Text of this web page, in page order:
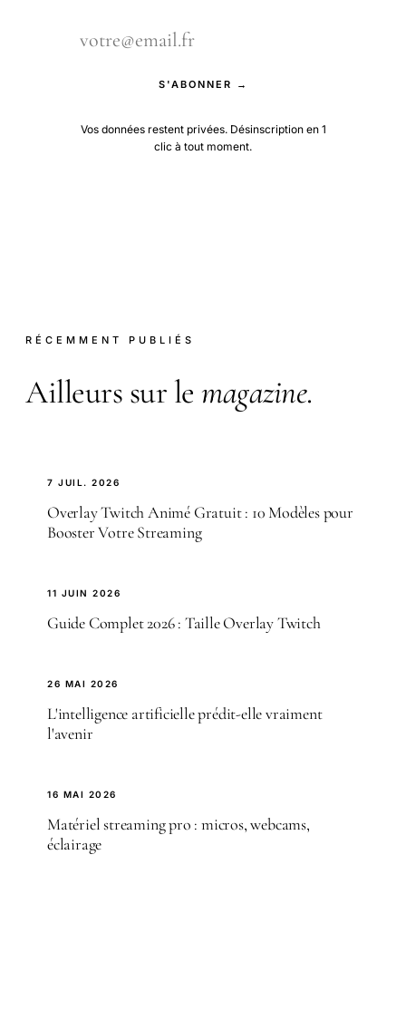
S'ABONNER →
Vos données restent privées. Désinscription en 1
clic à tout moment.
RÉCEMMENT PUBLIÉS
Ailleurs sur le magazine.
7 JUIL. 2026
Overlay Twitch Animé Gratuit : 10 Modèles pour
Booster Votre Streaming
11 JUIN 2026
Guide Complet 2026 : Taille Overlay Twitch
26 MAI 2026
L'intelligence artificielle prédit-elle vraiment
l'avenir
16 MAI 2026
Matériel streaming pro : micros, webcams,
éclairage